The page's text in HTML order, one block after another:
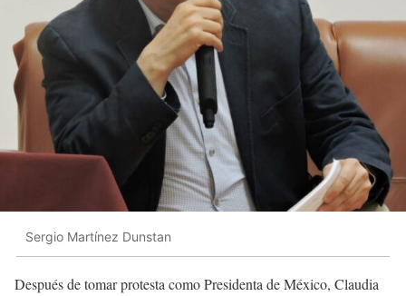
Sergio Martínez Dunstan
Después de tomar protesta como Presidenta de México, Claudia